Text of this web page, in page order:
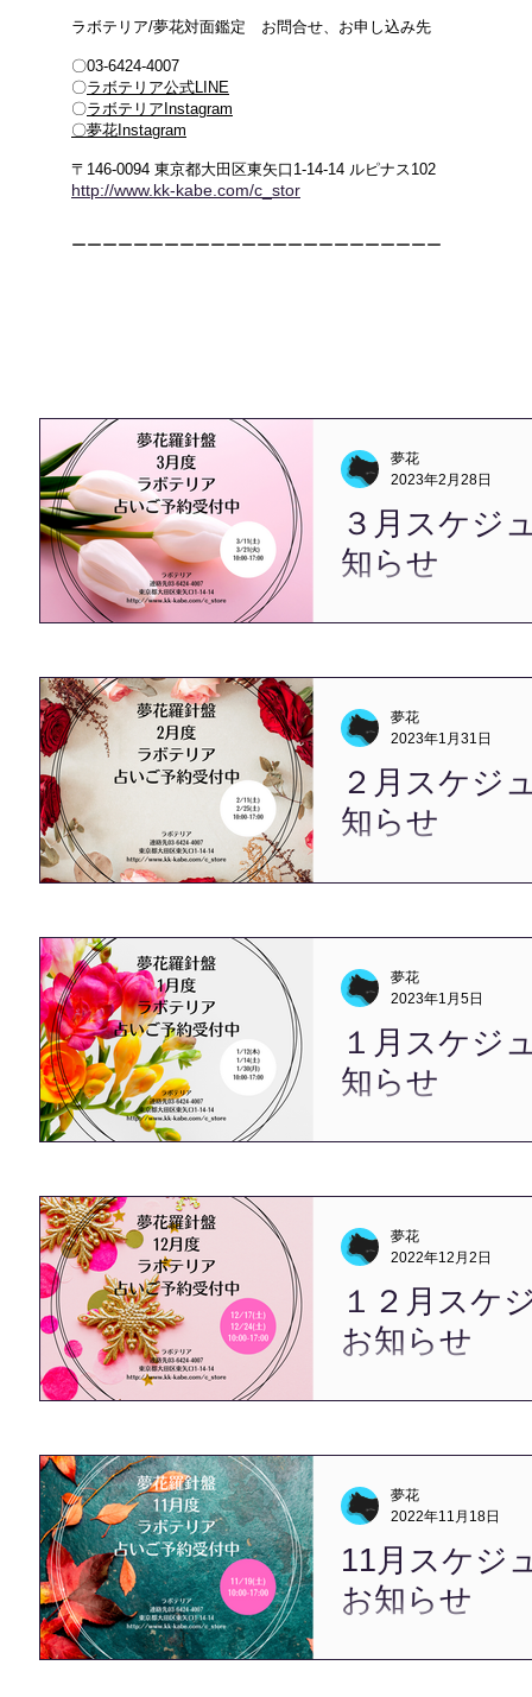
ラボテリア/夢花対面鑑定 お問合せ、お申し込み先
〇03-6424-4007
​〇ラボテリア公式LINE
〇ラボテリアInstagram
​〇夢花Instagram
〒146-0094 東京都大田区東矢口1-14-14 ルピナス102
http://www.kk-kabe.com/c_stor
ーーーーーーーーーーーーーーーーーーーーーーーー
３月スケジ
知らせ
っていますので、 良い場
ぞ宜しくお願い申しあげま
夢花
2023年2月28日
２月スケジ
知らせ
ってはいないので、 それ
ケジュールのお知らせです
夢花
2023年1月31日
１月スケジ
知らせ
歩みたいと思います。 今
開始いたしました。...
夢花
2023年1月5日
１２月スケ
お知らせ
の中ですが、 年末まで健
す。 12/26（月）～1/5（
夢花
2022年12月2日
11月スケジ
お知らせ
夢花
2022年11月18日